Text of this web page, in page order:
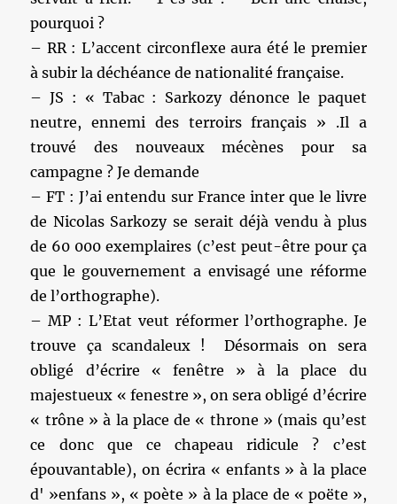
pourquoi ?
– RR : L’accent circonflexe aura été le premier
à subir la déchéance de nationalité française.
– JS : « Tabac : Sarkozy dénonce le paquet
neutre, ennemi des terroirs français » .Il a
trouvé des nouveaux mécènes pour sa
campagne ? Je demande
– FT : J’ai entendu sur France inter que le livre
de Nicolas Sarkozy se serait déjà vendu à plus
de 60 000 exemplaires (c’est peut-être pour ça
que le gouvernement a envisagé une réforme
de l’orthographe).
– MP : L’Etat veut réformer l’orthographe. Je
trouve ça scandaleux ! Désormais on sera
obligé d’écrire « fenêtre » à la place du
majestueux « fenestre », on sera obligé d’écrire
« trône » à la place de « throne » (mais qu’est
ce donc que ce chapeau ridicule ? c’est
épouvantable), on écrira « enfants » à la place
d' »enfans », « poète » à la place de « poëte »,